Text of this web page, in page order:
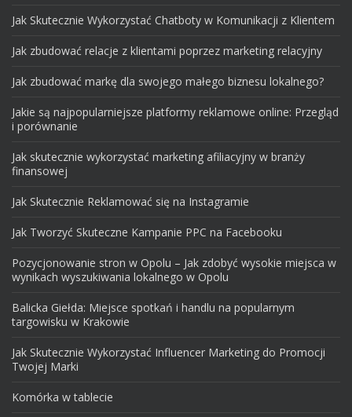
Jak Skutecznie Wykorzystać Chatboty w Komunikacji z Klientem
Jak zbudować relacje z klientami poprzez marketing relacyjny
Jak zbudować markę dla swojego małego biznesu lokalnego?
Jakie są najpopularniejsze platformy reklamowe online: Przegląd
i porównanie
Jak skutecznie wykorzystać marketing afiliacyjny w branży
finansowej
Jak Skutecznie Reklamować się na Instagramie
Jak Tworzyć Skuteczne Kampanie PPC na Facebooku
Pozycjonowanie stron w Opolu – Jak zdobyć wysokie miejsca w
wynikach wyszukiwania lokalnego w Opolu
Balicka Giełda: Miejsce spotkań i handlu na popularnym
targowisku w Krakowie
Jak Skutecznie Wykorzystać Influencer Marketing do Promocji
Twojej Marki
Komórka w tablecie